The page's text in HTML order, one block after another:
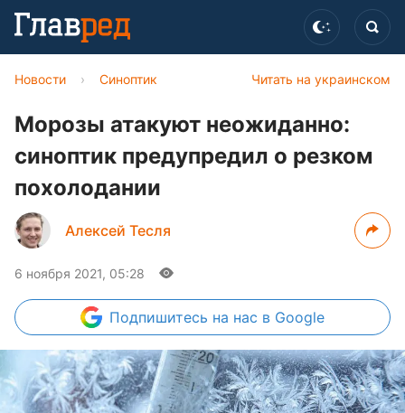
Читать на украинском
Новости › Синоптик
Морозы атакуют неожиданно:
синоптик предупредил о резком
похолодании
Алексей Тесля
6 ноября 2021, 05:28
Подпишитесь на нас в Google